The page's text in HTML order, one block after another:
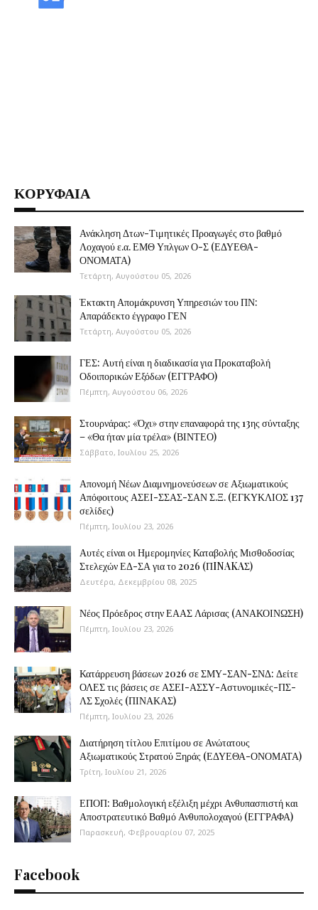
ΚΟΡΥΦΑΙΑ
Ανάκληση Δτων-Τιμητικές Προαγωγές στο βαθμό
Λοχαγού ε.α. ΕΜΘ Υπλγων Ο-Σ (ΕΔΥΕΘΑ-
ΟΝΟΜΑΤΑ)
Τετάρτη, Αυγούστου 05, 2026
Έκτακτη Απομάκρυνση Υπηρεσιών του ΠΝ:
Απαράδεκτο έγγραφο ΓΕΝ
Τετάρτη, Αυγούστου 05, 2026
ΓΕΣ: Αυτή είναι η διαδικασία για Προκαταβολή
Οδοιπορικών Εξόδων (ΕΓΓΡΑΦΟ)
Πέμπτη, Αυγούστου 06, 2026
Στουρνάρας: «Όχι» στην επαναφορά της 13ης σύνταξης
– «Θα ήταν μία τρέλα» (ΒΙΝΤΕΟ)
Σάββατο, Ιουλίου 25, 2026
Απονομή Νέων Διαμνημονεύσεων σε Αξιωματικούς
Απόφοιτους ΑΣΕΙ-ΣΣΑΣ-ΣΑΝ Σ.Ξ. (ΕΓΚΥΚΛΙΟΣ 137
σελίδες)
Πέμπτη, Ιουλίου 23, 2026
Αυτές είναι οι Ημερομηνίες Καταβολής Μισθοδοσίας
Στελεχών ΕΔ-ΣΑ για το 2026 (ΠINAKAΣ)
Δευτέρα, Δεκεμβρίου 08, 2025
Νέος Πρόεδρος στην ΕΑΑΣ Λάρισας (ΑΝΑΚΟΙΝΩΣΗ)
Πέμπτη, Ιουλίου 23, 2026
Κατάρρευση βάσεων 2026 σε ΣΜΥ-ΣΑΝ-ΣΝΔ: Δείτε
ΟΛΕΣ τις βάσεις σε ΑΣΕΙ-ΑΣΣΥ-Αστυνομικές-ΠΣ-
ΛΣ Σχολές (ΠΙΝΑΚΑΣ)
Πέμπτη, Ιουλίου 23, 2026
Διατήρηση τίτλου Επιτίμου σε Ανώτατους
Αξιωματικούς Στρατού Ξηράς (ΕΔΥΕΘΑ-ΟΝΟΜΑΤΑ)
Τρίτη, Ιουλίου 21, 2026
ΕΠΟΠ: Βαθμολογική εξέλιξη μέχρι Ανθυπασπιστή και
Αποστρατευτικό Βαθμό Ανθυπολοχαγού (ΕΓΓΡΑΦΑ)
Παρασκευή, Φεβρουαρίου 07, 2025
Facebook